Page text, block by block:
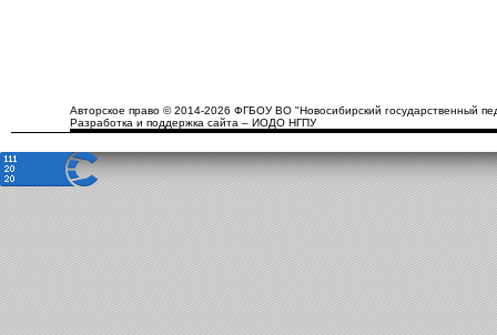
Авторское право © 2014-2026 ФГБОУ ВО "Новосибирский государственный
Разработка и поддержка сайта – ИОДО НГПУ